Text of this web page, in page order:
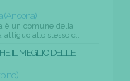
(Ancona)
è un comune della
attiguo allo stesso c...
IL MEGLIO DELLE